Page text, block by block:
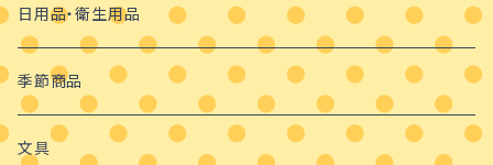
日用品・衛生用品
季節商品
文具